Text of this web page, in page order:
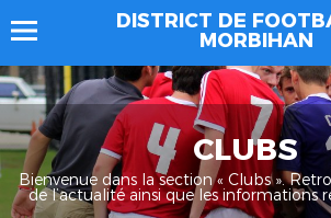
DISTRICT DE
MORBIHAN
CLUBS
Bienvenue dans la section « Clubs ».
de l’actualité ainsi que les informations